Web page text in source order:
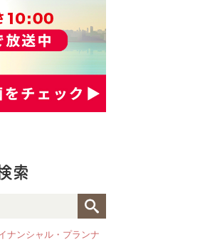
索
ナンシャル・プランナ